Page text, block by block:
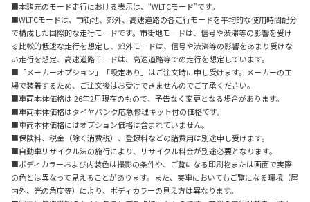
■本諸元のモード走行における表示は、“WLTCモード”です。
■WLTCモードは、市街地、郊外、高速道路の各走行モードを平均的な使用時間配分
で構成した国際的な走行モードです。市街地モードは、信号や渋滞等の影響を受け
る比較的低速な走行を想定し、郊外モードは、信号や渋滞等の影響をあまり受けな
い走行を想定、高速道路モードは、高速道路等での走行を想定しています。
■「メーカーオプション」「設定あり」はご注文時に申し受けます。メーカーの工
場で装着するため、ご注文後はお受けできませんのでご了承ください。
■車両本体価格は'26年2月現在のもので、予告なく変更となる場合があります。
■車両本体価格はタイヤパンク応急修理キット付の価格です。
■車両本体価格にはオプション価格は含まれていません。
■保険料、税金（除く消費税）、登録料などの諸費用は別途申し受けます。
■自動車リサイクル法の施行により、リサイクル料金が別途必要となります。
■ボディカラーおよび内装色は撮影の条件や、ご覧になる印刷物または画面で実際
の色とは異なって見えることがあります。また、実車においてもご覧になる環境（屋
内外、光の角度等）により、ボディカラーの見え方は異なります。